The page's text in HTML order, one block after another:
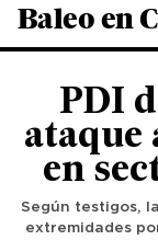
Baleo en
PDI
ataque
en
Según testigos,
extremidades